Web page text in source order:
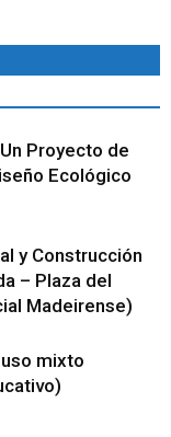
Proyecto de
Ecológico
y Construcción
– Plaza del
Madeirense)
mixto